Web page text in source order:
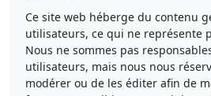
Ce site web héberge du contenu
utilisateurs, ce qui ne représente
Nous ne sommes pas
utilisateurs, mais nous nous
modérer ou de les éditer afin de